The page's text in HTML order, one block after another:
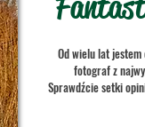
Od wielu lat jestem
fotograf z
Sprawdźcie setki